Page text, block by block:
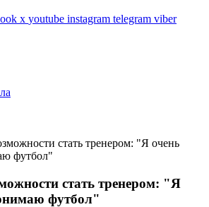
x youtube instagram telegram viber
стать тренером: "Я очень
футбол"
стать тренером: "Я
футбол"